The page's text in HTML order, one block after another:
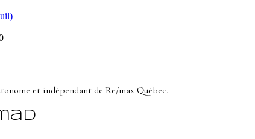
et indépendant de Re/max Québec.